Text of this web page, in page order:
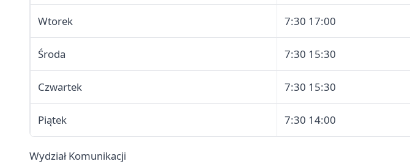
Wtorek 7:30 17:00
Środa 7:30 15:30
Czwartek 7:30 15:30
Piątek 7:30 14:00
Wydział Komunikacji